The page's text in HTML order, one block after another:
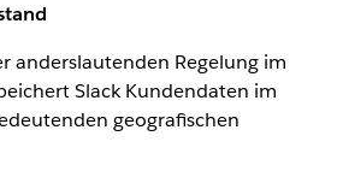
anderslautenden Regelung im
Slack Kundendaten im
geografischen